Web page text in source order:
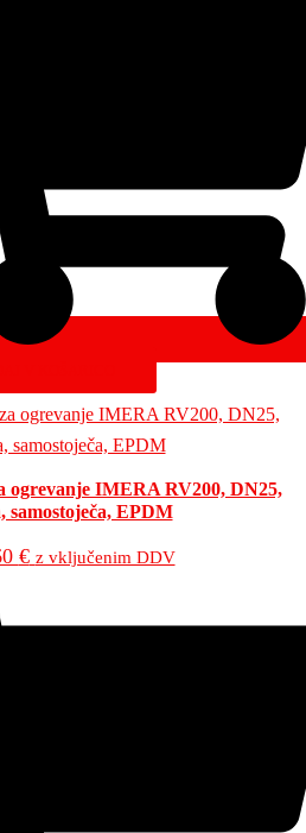
ogrevanje IMERA RV200, DN25,
samostoječa, EPDM
€ z vključenim DDV